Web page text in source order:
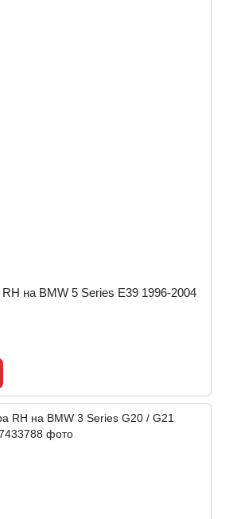
на BMW 5 Series E39 1996-2004